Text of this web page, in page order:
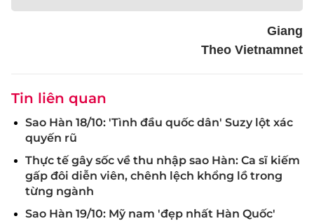
Giang
Theo Vietnamnet
Tin liên quan
Sao Hàn 18/10: 'Tình đầu quốc dân' Suzy lột xác
quyến rũ
Thực tế gây sốc về thu nhập sao Hàn: Ca sĩ kiếm
gấp đôi diễn viên, chênh lệch khổng lồ trong
từng ngành
Sao Hàn 19/10: Mỹ nam 'đẹp nhất Hàn Quốc'